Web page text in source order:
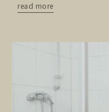
read more